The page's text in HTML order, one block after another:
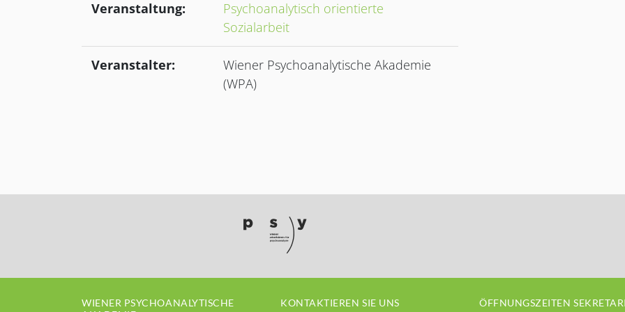
Veranstaltung:
Psychoanalytisch orientierte
Sozialarbeit
Veranstalter:
Wiener Psychoanalytische Akademie
(WPA)
WIENER PSYCHOANALYTISCHE
KONTAKTIEREN SIE UNS ÖFFNUNGSZEITEN